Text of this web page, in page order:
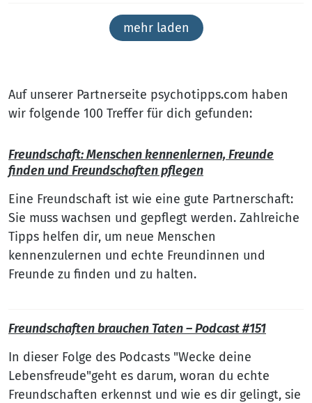
mehr laden
Auf unserer Partnerseite psychotipps.com haben
wir folgende 100 Treffer für dich gefunden:
Freundschaft: Menschen kennenlernen, Freunde
finden und Freundschaften pflegen
Eine Freundschaft ist wie eine gute Partnerschaft:
Sie muss wachsen und gepflegt werden. Zahlreiche
Tipps helfen dir, um neue Menschen
kennenzulernen und echte Freundinnen und
Freunde zu finden und zu halten.
Freundschaften brauchen Taten – Podcast #151
In dieser Folge des Podcasts "Wecke deine
Lebensfreude"geht es darum, woran du echte
Freundschaften erkennst und wie es dir gelingt, sie